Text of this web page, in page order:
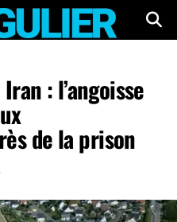
: l’angoisse
de la prison